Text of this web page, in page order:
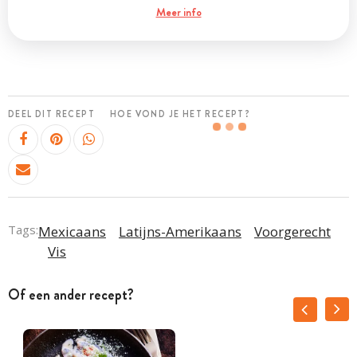
Meer info
DEEL DIT RECEPT HOE VOND JE HET RECEPT?
Tags:Mexicaans Latijns-Amerikaans
Voorgerecht
Vis
Of een ander recept?